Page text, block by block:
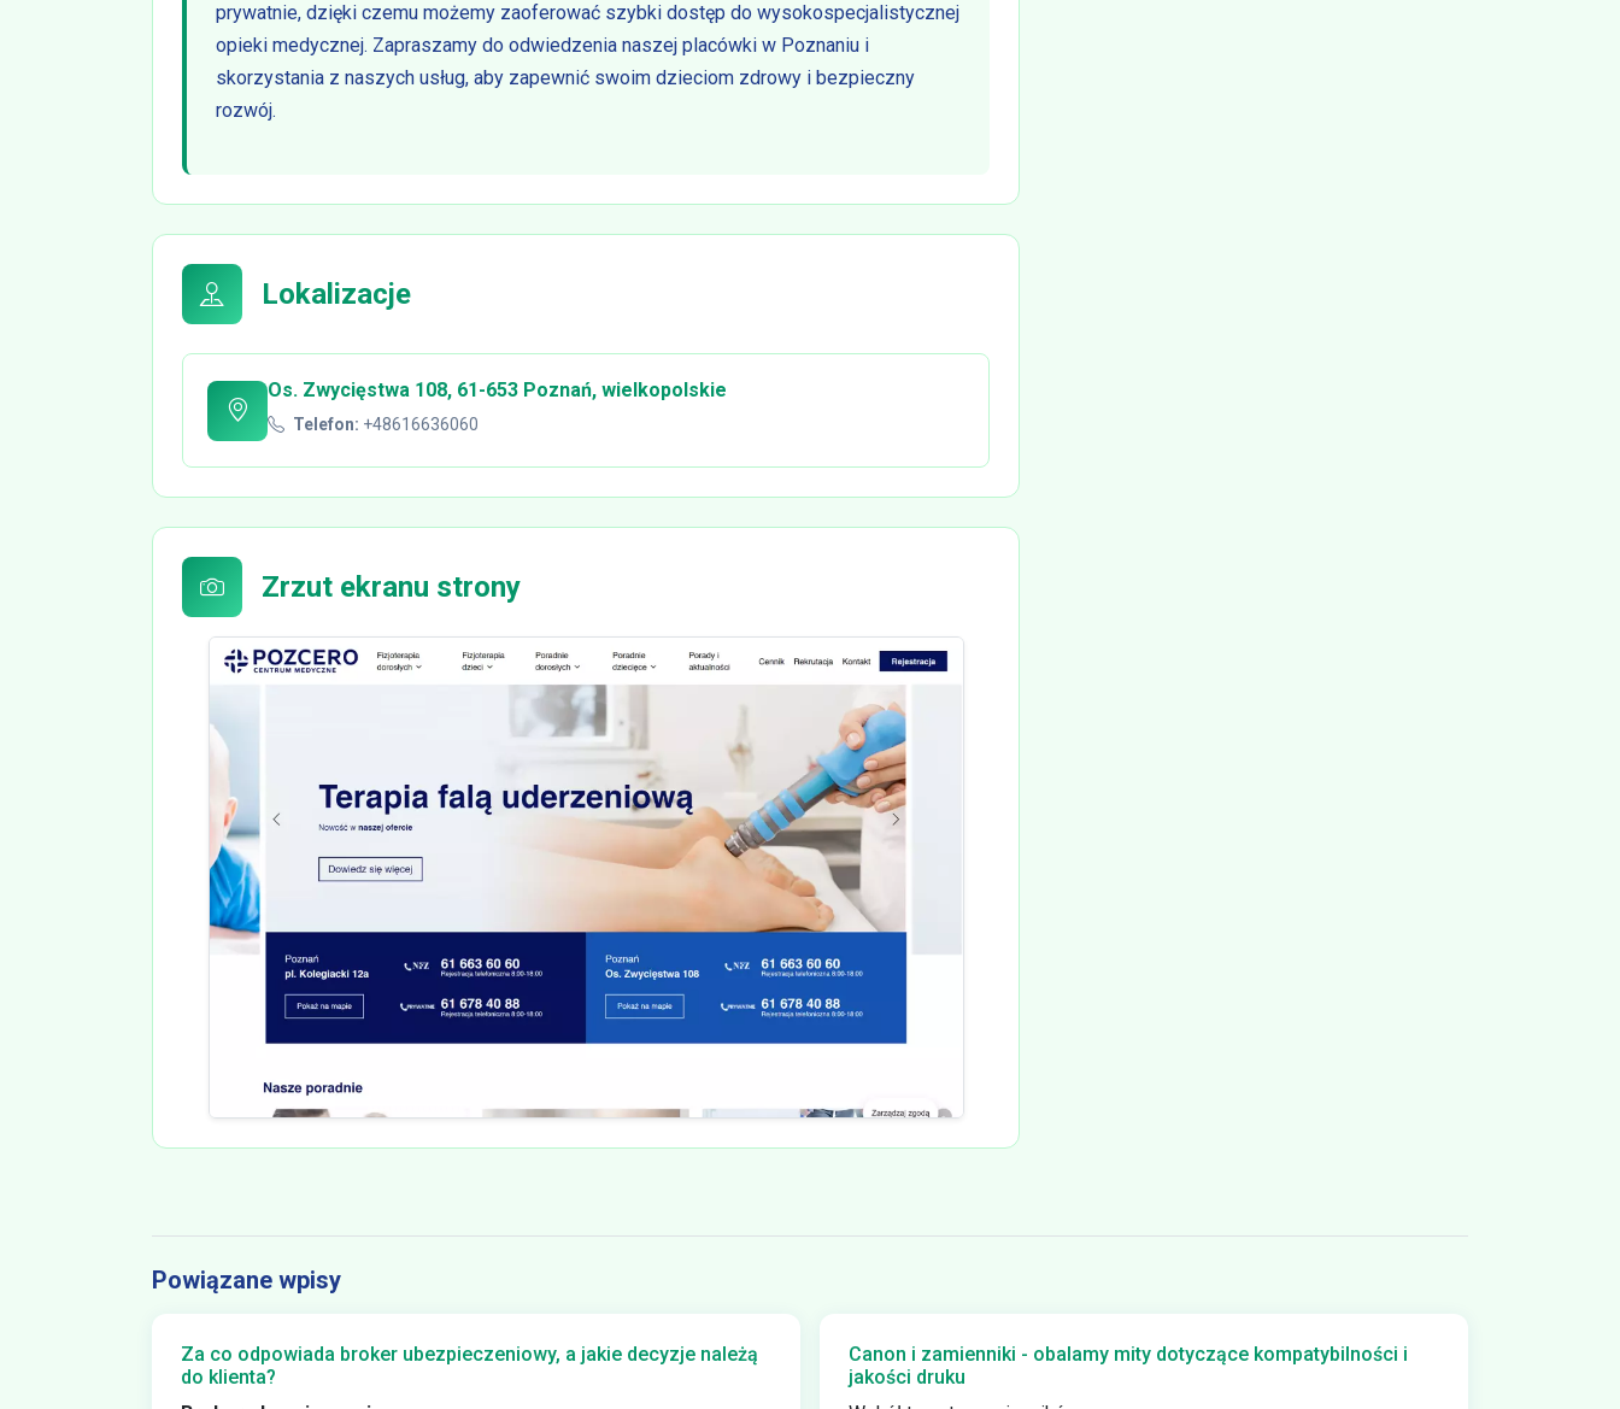
prywatnie, dzięki czemu możemy zaoferować szybki dostęp do wysokospecjalistycznej
opieki medycznej. Zapraszamy do odwiedzenia naszej placówki w Poznaniu i
skorzystania z naszych usług, aby zapewnić swoim dzieciom zdrowy i bezpieczny
rozwój.
Lokalizacje
Os. Zwycięstwa 108, 61-653 Poznań, wielkopolskie
Telefon: +48616636060
Zrzut ekranu strony
Powiązane wpisy
Za co odpowiada broker ubezpieczeniowy, a jakie decyzje należą
do klienta?
Canon i zamienniki - obalamy mity dotyczące kompatybilności i
jakości druku